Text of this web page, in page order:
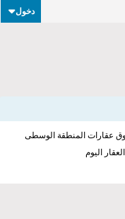
دخول
عقارات المنطقة الوسطى
اليوم